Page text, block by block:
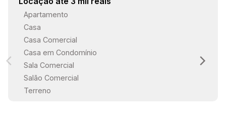
Apartamento
Casa
Casa Comercial
Casa em Condomínio
Sala Comercial
Salão Comercial
Terreno